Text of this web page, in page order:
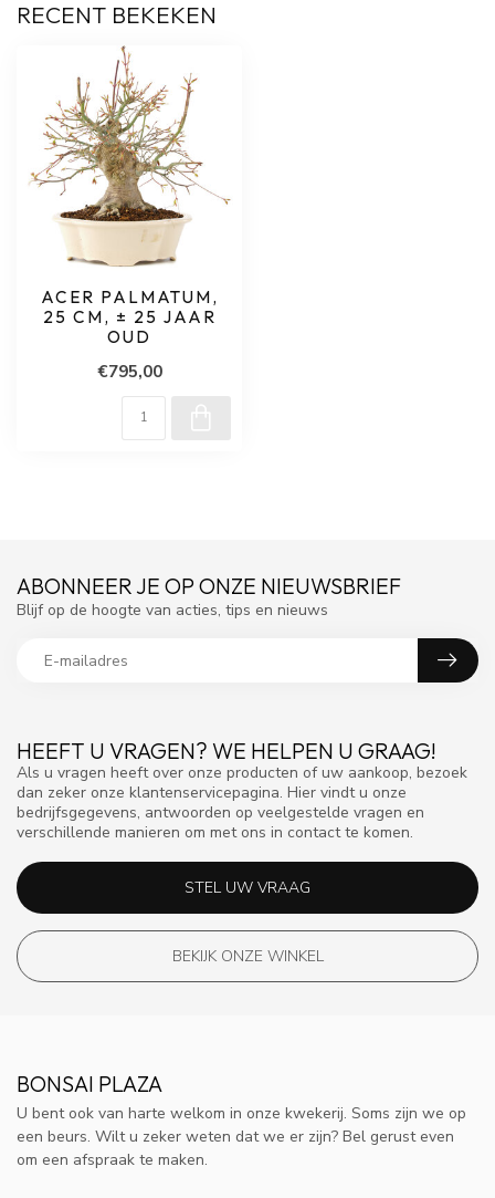
RECENT BEKEKEN
ACER PALMATUM,
25 CM, ± 25 JAAR
OUD
€795,00
HEEFT U VRAGEN? WE HELPEN U GRAAG!
Als u vragen heeft over onze producten of uw aankoop, bezoek
dan zeker onze klantenservicepagina. Hier vindt u onze
bedrijfsgegevens, antwoorden op veelgestelde vragen en
verschillende manieren om met ons in contact te komen.
STEL UW VRAAG
BEKIJK ONZE WINKEL
ABONNEER JE OP ONZE NIEUWSBRIEF
Blijf op de hoogte van acties, tips en nieuws
BONSAI PLAZA
U bent ook van harte welkom in onze kwekerij. Soms zijn we op
een beurs. Wilt u zeker weten dat we er zijn? Bel gerust even
om een afspraak te maken.